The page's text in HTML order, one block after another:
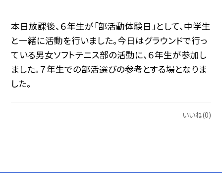
本日放課後、６年生が「部活動体験日」として、中学生
と一緒に活動を行いました。今日はグラウンドで行っ
ている男女ソフトテニス部の活動に、６年生が参加し
ました。７年生での部活選びの参考とする場となりま
した。
いいね(0)